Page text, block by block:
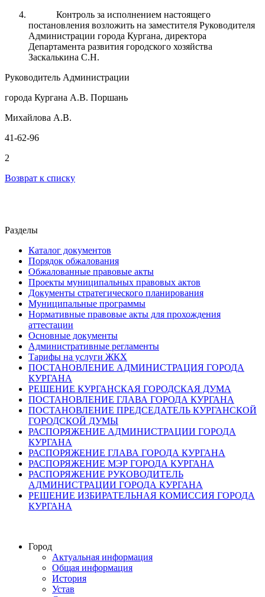
Контроль за исполнением настоящего
постановления возложить на заместителя Руководителя
Администрации города Кургана, директора
Департамента развития городского хозяйства
Заскалькина С.Н.
Руководитель Администрации
города Кургана А.В. Поршань
Михайлова А.В.
41-62-96
2
Возврат к списку
Разделы
Каталог документов
Порядок обжалования
Обжалованные правовые акты
Проекты муниципальных правовых актов
Документы стратегического планирования
Муниципальные программы
Нормативные правовые акты для прохождения
аттестации
Основные документы
Административные регламенты
Тарифы на услуги ЖКХ
ПОСТАНОВЛЕНИЕ АДМИНИСТРАЦИЯ ГОРОДА
КУРГАНА
РЕШЕНИЕ КУРГАНСКАЯ ГОРОДСКАЯ ДУМА
ПОСТАНОВЛЕНИЕ ГЛАВА ГОРОДА КУРГАНА
ПОСТАНОВЛЕНИЕ ПРЕДСЕДАТЕЛЬ КУРГАНСКОЙ
ГОРОДСКОЙ ДУМЫ
РАСПОРЯЖЕНИЕ АДМИНИСТРАЦИИ ГОРОДА
КУРГАНА
РАСПОРЯЖЕНИЕ ГЛАВА ГОРОДА КУРГАНА
РАСПОРЯЖЕНИЕ МЭР ГОРОДА КУРГАНА
РАСПОРЯЖЕНИЕ РУКОВОДИТЕЛЬ
АДМИНИСТРАЦИИ ГОРОДА КУРГАНА
РЕШЕНИЕ ИЗБИРАТЕЛЬНАЯ КОМИССИЯ ГОРОДА
КУРГАНА
Город
Актуальная информация
Общая информация
История
Устав